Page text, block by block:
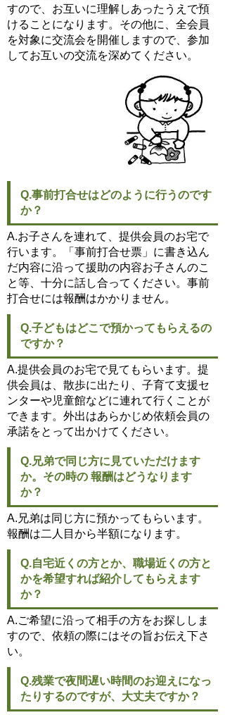
すので、お互いに理解しあったうえで預
けることになります。その他に、全会員
を対象に交流会を開催しますので、参加
してお互いの交流を深めてください。
Q.事前打合せはどのように行うのです
か？
A.お子さんを連れて、提供会員のお宅で
行います。「事前打合せ票」に書き込ん
だ内容に沿って援助の内容お子さんのこ
と等、十分に話し合ってください。事前
打合せには報酬はかかりません。
Q.子どもはどこで預かってもらえるの
ですか？
A.提供会員のお宅で見てもらいます。提
供会員は、散歩に出たり、子育て支援セ
ンターや児童館などに連れて行くことが
できます。外出はあらかじめ依頼会員の
承諾をとって出かけてください。
Q.兄弟で同じ方に見ていただけます
か。その時の 報酬はどうなります
か？
A.兄弟は同じ方に預かってもらいます。
報酬は二人目から半額になります。
Q.自宅近くの方とか、職場近くの方と
かを希望すれば紹介してもらえます
か？
A.ご希望に沿って相手の方をお探ししま
すので、依頼の際にはその旨お伝え下さ
い。
Q.残業で夜間遅い時間のお迎えになっ
たりするのですが、大丈夫ですか？